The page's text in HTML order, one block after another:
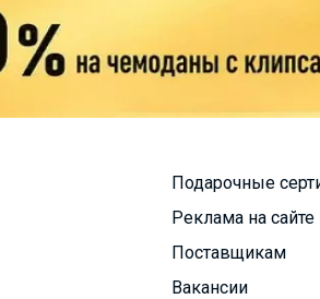
Подарочные
Реклама на сайте
Поставщикам
Вакансии